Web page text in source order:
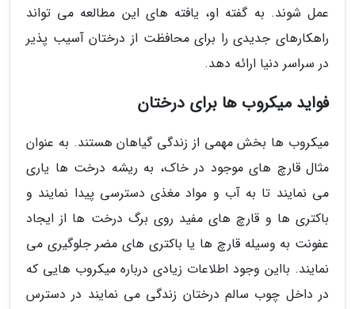
عمل شوند. به گفته او، یافته های این مطالعه می تواند
راهکارهای جدیدی را برای محافظت از درختان آسیب پذیر
در سراسر دنیا ارائه دهد.
فواید میکروب ها برای درختان
میکروب ها بخش مهمی از زندگی گیاهان هستند. به عنوان
مثال قارچ های موجود در خاک، به ریشه درخت ها یاری
می نمایند تا به آب و مواد مغذی دسترسی پیدا نمایند و
باکتری ها و قارچ های مفید روی برگ درخت ها از ایجاد
عفونت به وسیله قارچ ها یا باکتری های مضر جلوگیری می
نمایند. بااین وجود اطلاعات زیادی درباره میکروب هایی که
در داخل چوب سالم درختان زندگی می نمایند در دسترس